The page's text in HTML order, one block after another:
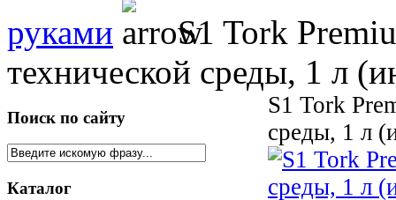
руками
S1 Tork
технической среды, 1 л
Поиск по сайту
Каталог
S1 Tork
среды, 1 л